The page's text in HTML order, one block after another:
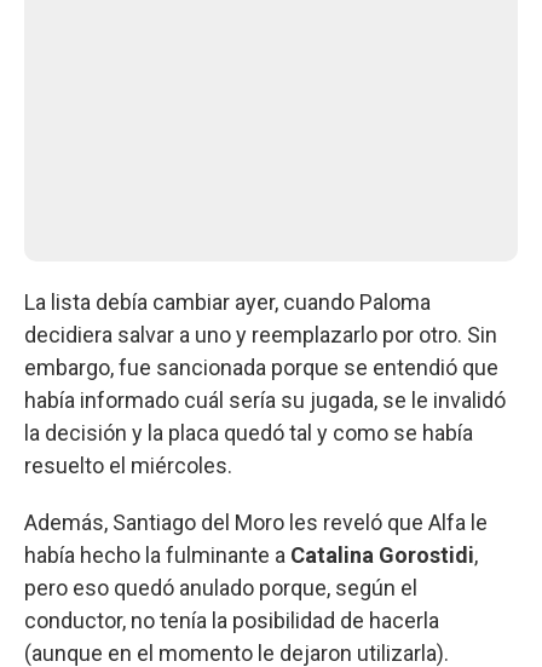
La lista debía cambiar ayer, cuando Paloma
decidiera salvar a uno y reemplazarlo por otro. Sin
embargo, fue sancionada porque se entendió que
había informado cuál sería su jugada, se le invalidó
la decisión y la placa quedó tal y como se había
resuelto el miércoles.
Además, Santiago del Moro les reveló que Alfa le
había hecho la fulminante a Catalina Gorostidi,
pero eso quedó anulado porque, según el
conductor, no tenía la posibilidad de hacerla
(aunque en el momento le dejaron utilizarla).